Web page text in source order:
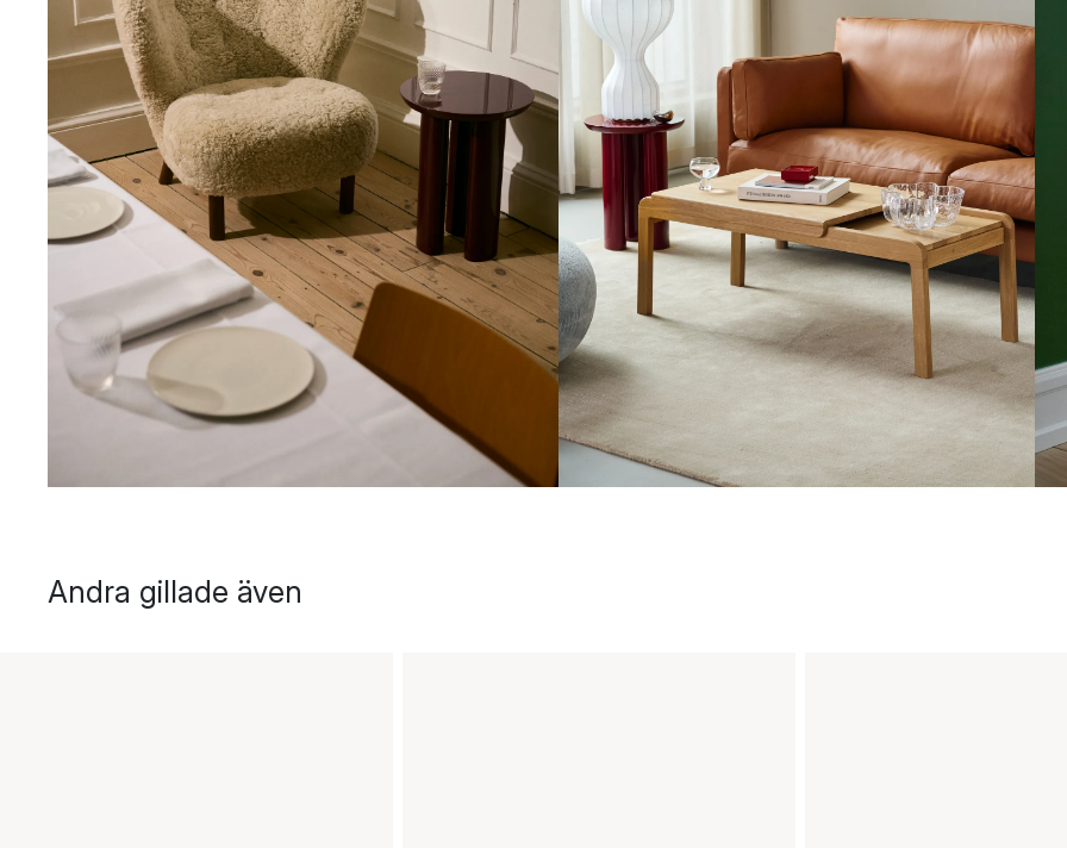
Andra gillade även